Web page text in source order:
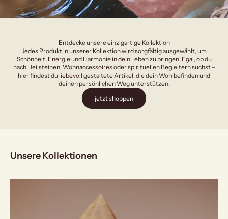
Entdecke unsere einzigartige Kollektion
Jedes Produkt in unserer Kollektion wird sorgfältig ausgewählt, um
Schönheit, Energie und Harmonie in dein Leben zu bringen. Egal, ob du
nach Heilsteinen, Wohnaccessoires oder spirituellen Begleitern suchst –
hier findest du liebevoll gestaltete Artikel, die dein Wohlbefinden und
deinen persönlichen Weg unterstützen.
jetzt shoppen
Unsere Kollektionen